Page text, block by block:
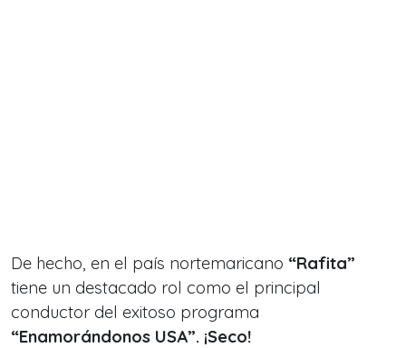
De hecho, en el país nortemaricano “Rafita”
tiene un destacado rol como el principal
conductor del exitoso programa
“Enamorándonos USA”. ¡Seco!